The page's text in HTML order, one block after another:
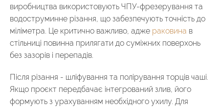
виробництва використовують ЧПУ-фрезерування та
водоструминне різання, що забезпечують точність до
міліметра. Це критично важливо, адже раковина в
стільниці повинна прилягати до суміжних поверхонь
без зазорів і перепадів.
Після різання - шліфування та полірування торців чаші.
Якщо проєкт передбачає інтегрований злив, його
формують з урахуванням необхідного ухилу. Для